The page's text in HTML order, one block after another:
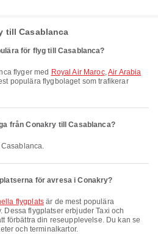
till Casablanca
för flyg till Casablanca?
flyger med Royal Air Maroc,Air Arabia
populära flygbolaget som trafikerar
från Conakry till Casablanca?
Casablanca.
för avresa i Conakry?
flygplats är de mest populära
Dessa flygplatser erbjuder Taxi och
förbättra din reseupplevelse. Du kan se
och terminalkartor.